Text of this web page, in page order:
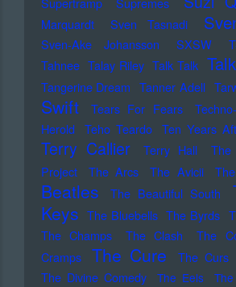
Marquardt
Sven Tasnadi
Sven-Ake Johansson SXSW
Tahnee Talay Riley Talk Talk
Tangerine Dream Tanner Adell
Swift
Tears For Fears
Herold
Teho Teardo Ten Years
Terry Callier Terry Hall
Project
The Arcs The Avicii
Beatles
The Beautiful South
Keys The Bluebells The Byrds
The Champs
The Clash The
Cramps
The Cure The Curs
The Divine Comedy
The Eels